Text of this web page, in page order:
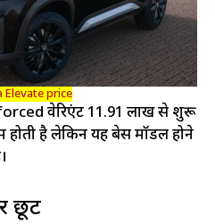
Elevate price
वेरिएंट ₹11.91 लाख से शुरू
होती है लेकिन यह बेस मॉडल होने
छूट